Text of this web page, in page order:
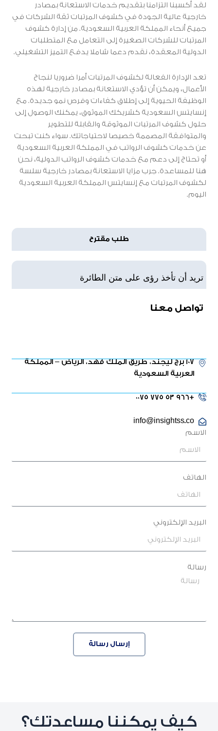
لقد أكسبنا التزامنا بتقديم خدمات الاستعانة بمصادر
خارجية عالية الجودة في كشوف المرتبات ثقة الشركات في
جميع أنحاء المملكة العربية السعودية. من إدارة كشوف
المرتبات للشركات الصغيرة إلى التعامل مع المتطلبات
الدولية المعقدة، نقدم دعما شاملا يدفع التميز التشغيلي.
تعد الإدارة الفعالة لكشوف المرتبات أمرا ضروريا لنجاح
الأعمال، ويمكن أن تؤدي الاستعانة بمصادر خارجية لهذه
الوظيفة الحيوية إلى إطلاق كفاءات وفرص نمو جديدة. مع
إنسايتس السعودية كشريكك الموثوق، يمكنك الوصول إلى
حلول كشوف المرتبات الموثوقة والقابلة للتطوير
والمتوافقة المصممة خصيصا لاحتياجاتك. سواء كنت تبحث
عن خدمات كشوف الرواتب في المملكة العربية السعودية
أو تحتاج إلى دعم مع خدمات كشوف الرواتب الدولية، نحن
هنا للمساعدة. جرب مزايا الاستعانة بمصادر خارجية سلسة
لكشوف المرتبات مع إنسايتس المملكة العربية السعودية
اليوم.
طلب مقترح
تريد أن تأخذ رؤى على متن الطائرة
تواصل معنا
107 برج ليجند، طريق الملك فهد، الرياض – المملكة
العربية السعودية
+٩٦٦ ٥٣ ٧٧٥ ٠٠٧٥
info@insightss.co
الاسم
الهاتف
البريد الإلكتروني
رسالة
إرسال رسالة
كيف يمكننا مساعدتك؟